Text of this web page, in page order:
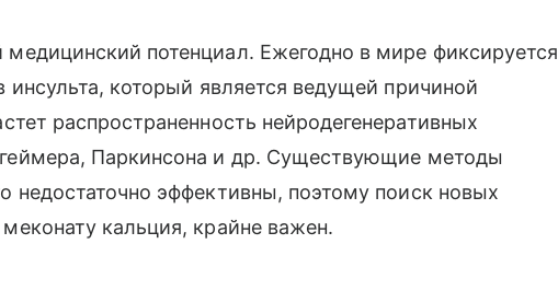
потенциал. Ежегодно в мире фиксируется
который является ведущей причиной
распространенность нейродегенеративных
Паркинсона и др. Существующие методы
недостаточно эффективны, поэтому поиск новых
кальция, крайне важен.